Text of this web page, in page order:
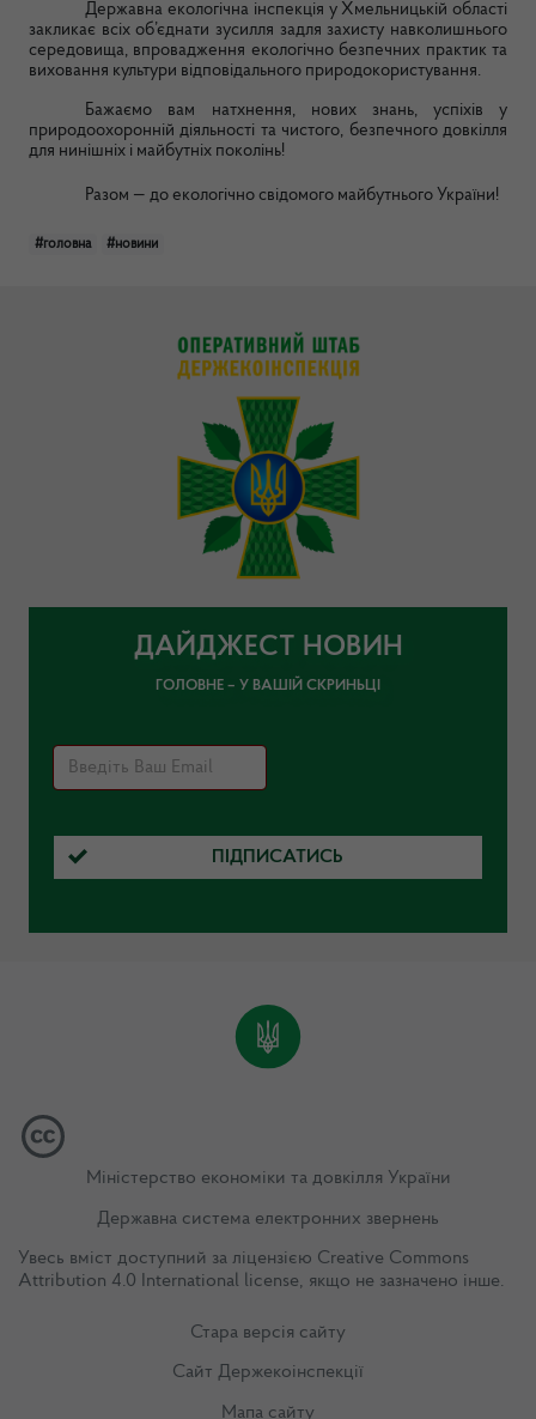
Державна екологічна інспекція у Хмельницькій області
закликає всіх об’єднати зусилля задля захисту навколишнього
середовища, впровадження екологічно безпечних практик та
виховання культури відповідального природокористування.
Бажаємо вам натхнення, нових знань, успіхів у
природоохоронній діяльності та чистого, безпечного довкілля
для нинішніх і майбутніх поколінь!
Разом — до екологічно свідомого майбутнього України!
#головна #новини
ДАЙДЖЕСТ НОВИН
ГОЛОВНЕ – У ВАШІЙ СКРИНЬЦІ
ПІДПИСАТИСЬ
Міністерство економіки та довкілля України
Державна система електронних звернень
Увесь вміст доступний за ліцензією Creative Commons
Attribution 4.0 International license, якщо не зазначено інше.
Стара версія сайту
Сайт Держекоінспекції
Мапа сайту